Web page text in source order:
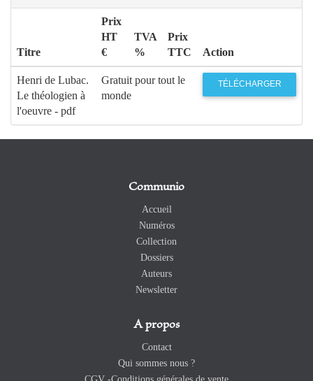
Titre
Prix
HT
€
TVA
%
Prix
TTC
Action
Henri de Lubac.
Le théologien à
l'oeuvre - pdf
Gratuit pour tout le
monde
TÉLÉCHARGER
Communio
Accueil
Numéros
Collection
Dossiers
Auteurs
Newsletter
A propos
Contact
Qui sommes nous ?